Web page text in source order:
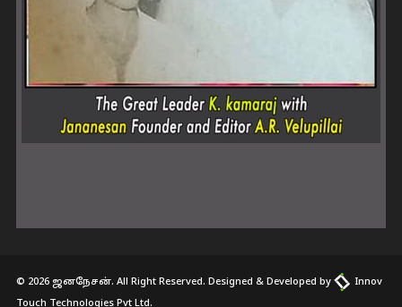
© 2026 ஜனநேசன். All Right Reserved. Designed & Developed by
Innov
Touch Technologies Pvt Ltd.